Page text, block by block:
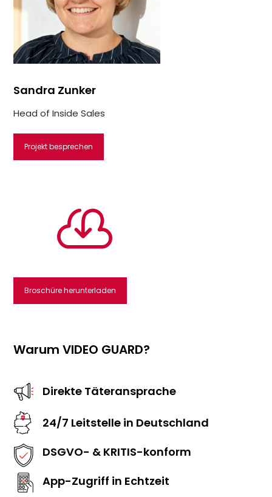
Sandra Zunker
Head of Inside Sales
Projekt besprechen

Broschüre herunterladen
Warum VIDEO GUARD?
Direkte Täteransprache
24/7 Leitstelle in Deutschland
DSGVO- & KRITIS-konform
App-Zugriff in Echtzeit